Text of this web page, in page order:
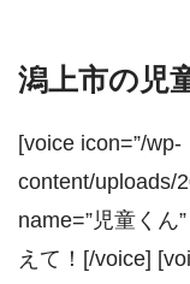
潟上市の児
[voice icon=”/wp-
content/uploads/
name=”児童くん
えて！[/voice]